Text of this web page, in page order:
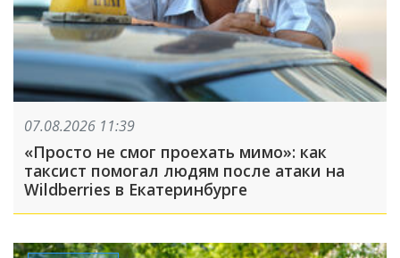
07.08.2026 11:39
«Просто не смог проехать мимо»: как
таксист помогал людям после атаки на
Wildberries в Екатеринбурге